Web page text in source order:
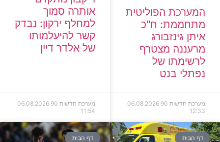
המערכת הפוליטית
מתחממת: ח"כ
איתן גינזבורג
מרעננה מצטרף
לרשימתו של
נפתלי בנט
מערכת חדשות 90
06.08.2026
12:33
אותרה סמוך
למחלף ירקון: נבדק
קשר להיעלמותו
של אלדר דיין
מערכת חדשות 90
06.08.2026
11:54
דף הבית דף הבית